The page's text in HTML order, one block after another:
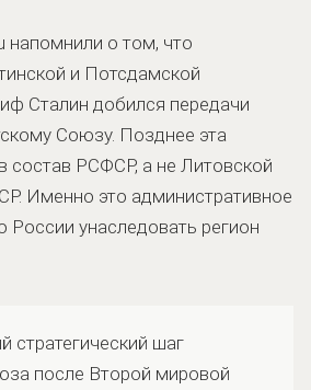
напомнили о том, что
и Потсдамской
Сталин добился передачи
Союзу. Позднее эта
состав РСФСР, а не Литовской
Именно это административное
России унаследовать регион
стратегический шаг
после Второй мировой